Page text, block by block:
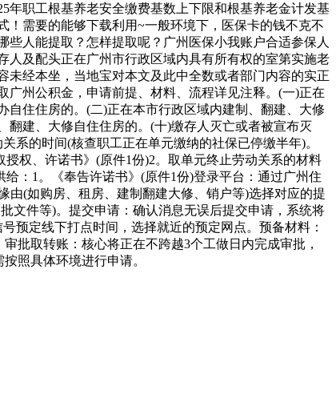
年职工根基养老安全缴费基数上下限和根基养老金计发基
需要的能够下载利用~一般环境下，医保卡的钱不克不
人能提取？怎样提取呢？广州医保小我账户合适参保人
人及配头正在广州市行政区域内具有所有权的室第实施老
未经本坐，当地宝对本文及此中全数或者部门内容的实正
州公积金，申请前提、材料、流程详见注释。(一)正在
住住房的。(二)正在本市行政区域内建制、翻建、大修
翻建、大修自住住房的。(十)缴存人灭亡或者被宣布灭
系的时间(核查职工正在单元缴纳的社保已停缴半年)。
权、许诺书》(原件1份)2。取单元终止劳动关系的材料
：1。《奉告许诺书》(原件1份)登录平台：通过广州住
由(如购房、租房、建制翻建大修、销户等)选择对应的提
文件等)。提交申请：确认消息无误后提交申请，系统将
预定线下打点时间，选择就近的预定网点。预备材料：
批取转账：核心将正在不跨越3个工做日内完成审批，
照具体环境进行申请。